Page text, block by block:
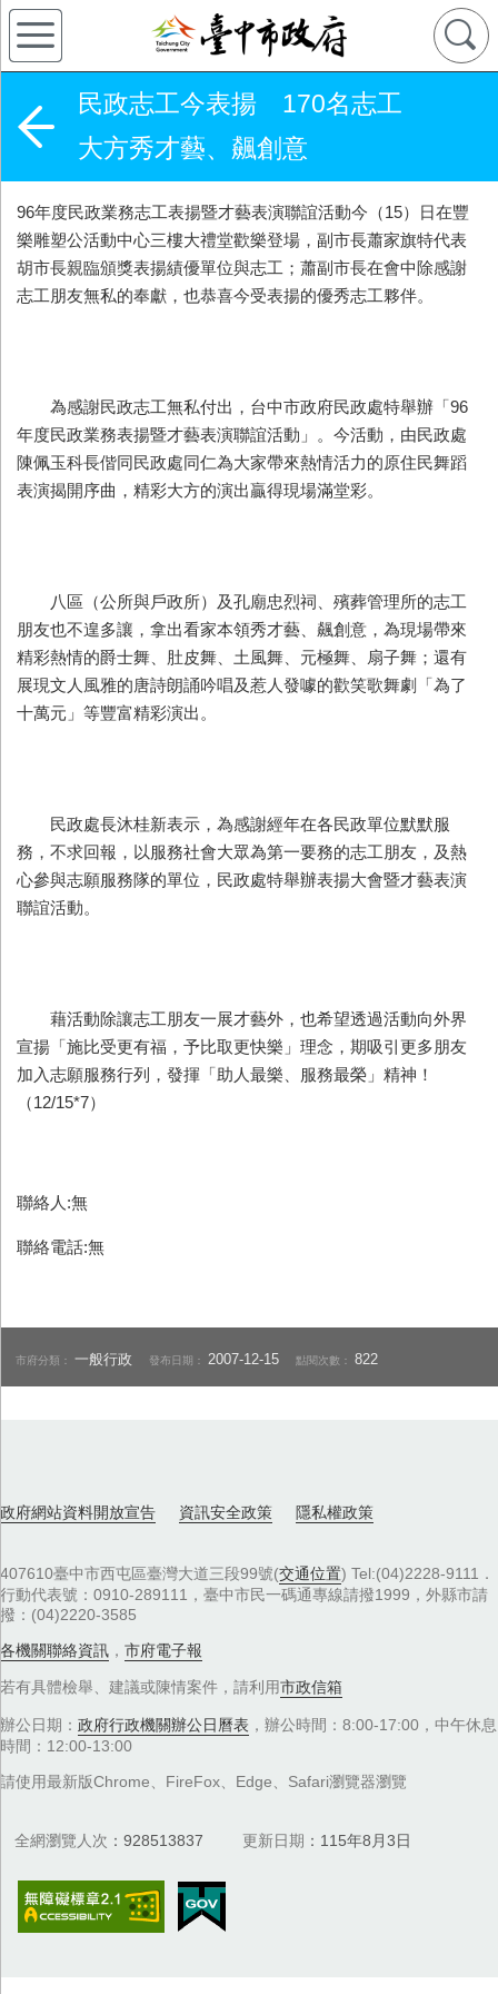
民政志工今表揚 170名志工
大方秀才藝、飆創意
96年度民政業務志工表揚暨才藝表演聯誼活動今（15）日在豐
樂雕塑公活動中心三樓大禮堂歡樂登場，副市長蕭家旗特代表
胡市長親臨頒獎表揚績優單位與志工；蕭副市長在會中除感謝
志工朋友無私的奉獻，也恭喜今受表揚的優秀志工夥伴。
為感謝民政志工無私付出，台中市政府民政處特舉辦「96
年度民政業務表揚暨才藝表演聯誼活動」。今活動，由民政處
陳佩玉科長偕同民政處同仁為大家帶來熱情活力的原住民舞蹈
表演揭開序曲，精彩大方的演出贏得現場滿堂彩。
八區（公所與戶政所）及孔廟忠烈祠、殯葬管理所的志工
朋友也不遑多讓，拿出看家本領秀才藝、飆創意，為現場帶來
精彩熱情的爵士舞、肚皮舞、土風舞、元極舞、扇子舞；還有
展現文人風雅的唐詩朗誦吟唱及惹人發噱的歡笑歌舞劇「為了
十萬元」等豐富精彩演出。
民政處長沐桂新表示，為感謝經年在各民政單位默默服
務，不求回報，以服務社會大眾為第一要務的志工朋友，及熱
心參與志願服務隊的單位，民政處特舉辦表揚大會暨才藝表演
聯誼活動。
藉活動除讓志工朋友一展才藝外，也希望透過活動向外界
宣揚「施比受更有福，予比取更快樂」理念，期吸引更多朋友
加入志願服務行列，發揮「助人最樂、服務最榮」精神！
（12/15*7）
聯絡人:無
聯絡電話:無
市府分類：一般行政 發布日期： 2007-12-15 點閱次數：822
政府網站資料開放宣告 資訊安全政策 隱私權政策
407610臺中市西屯區臺灣大道三段99號(交通位置) Tel:(04)2228-9111．
行動代表號：0910-289111，臺中市民一碼通專線請撥1999，外縣市請
撥：(04)2220-3585
各機關聯絡資訊 ， 市府電子報
若有具體檢舉、建議或陳情案件，請利用市政信箱
辦公日期： 政府行政機關辦公日曆表 ，辦公時間：8:00-17:00，中午休息
時間：12:00-13:00
請使用最新版Chrome、FireFox、Edge、Safari瀏覽器瀏覽
全網瀏覽人次 928513837 更新日期 115年8月3日